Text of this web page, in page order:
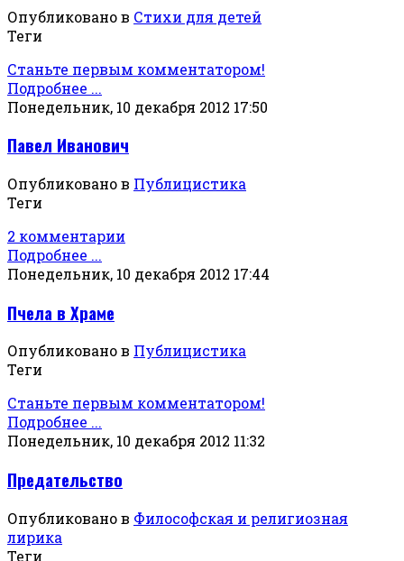
Опубликовано в Стихи для детей
Теги
Станьте первым комментатором!
Подробнее ...
Понедельник, 10 декабря 2012 17:50
Павел Иванович
Опубликовано в Публицистика
Теги
2 комментарии
Подробнее ...
Понедельник, 10 декабря 2012 17:44
Пчела в Храме
Опубликовано в Публицистика
Теги
Станьте первым комментатором!
Подробнее ...
Понедельник, 10 декабря 2012 11:32
Предательство
Опубликовано в Философская и религиозная
лирика
Теги